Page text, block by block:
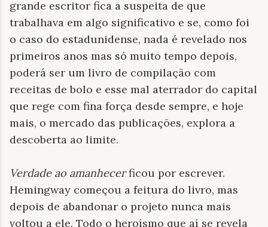
grande escritor fica a suspeita de que
trabalhava em algo significativo e se, como foi
o caso do estadunidense, nada é revelado nos
primeiros anos mas só muito tempo depois,
poderá ser um livro de compilação com
receitas de bolo e esse mal aterrador do capital
que rege com fina força desde sempre, e hoje
mais, o mercado das publicações, explora a
descoberta ao limite.
Verdade ao amanhecerficou por escrever.
Hemingway começou a feitura do livro, mas
depois de abandonar o projeto nunca mais
voltou a ele. Todo o heroísmo que aí se revela